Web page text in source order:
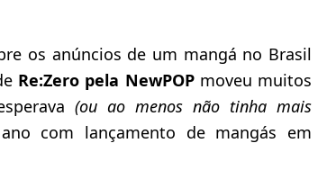
os anúncios de um mangá no Brasil
Re:Zero pela NewPOP moveu muitos
(ou ao menos não tinha mais
com lançamento de mangás em